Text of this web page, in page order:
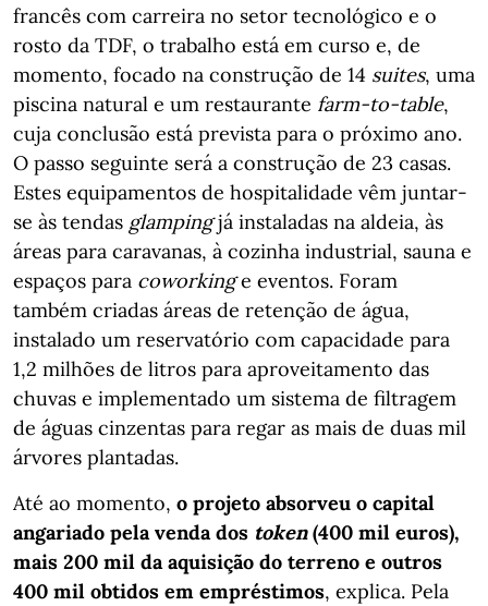
francês com carreira no setor tecnológico e o
rosto da TDF, o trabalho está em curso e, de
momento, focado na construção de 14 suites, uma
piscina natural e um restaurante farm-to-table,
cuja conclusão está prevista para o próximo ano.
O passo seguinte será a construção de 23 casas.
Estes equipamentos de hospitalidade vêm juntar-
se às tendas glampingjá instaladas na aldeia, às
áreas para caravanas, à cozinha industrial, sauna e
espaços para coworkinge eventos. Foram
também criadas áreas de retenção de água,
instalado um reservatório com capacidade para
1,2 milhões de litros para aproveitamento das
chuvas e implementado um sistema de filtragem
de águas cinzentas para regar as mais de duas mil
árvores plantadas.
Até ao momento, o projeto absorveu o capital
angariado pela venda dos token(400 mil euros),
mais 200 mil da aquisição do terreno e outros
400 mil obtidos em empréstimos, explica. Pela